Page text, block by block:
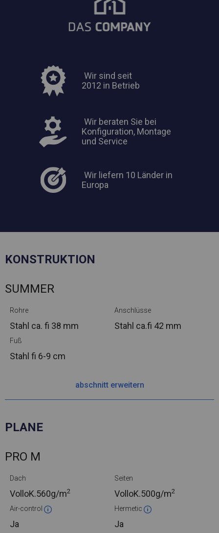
Wir sind seit
2012 in Betrieb
Wir beraten Sie bei
Konfiguration, Montage
und Service
Wir liefern 10 Länder in
Europa
KONSTRUKTION
SUMMER
Rohre
Stahl ca. fi 38 mm
Anschlüsse
Stahl ca.fi 42 mm
Fuß
Stahl fi 6-9 cm
abschnitt erweitern
PLANE
PRO M
Dach
VolloK.560g/m2
Seiten
VolloK.500g/m2
Air-control
Ja
Hermetic
Ja